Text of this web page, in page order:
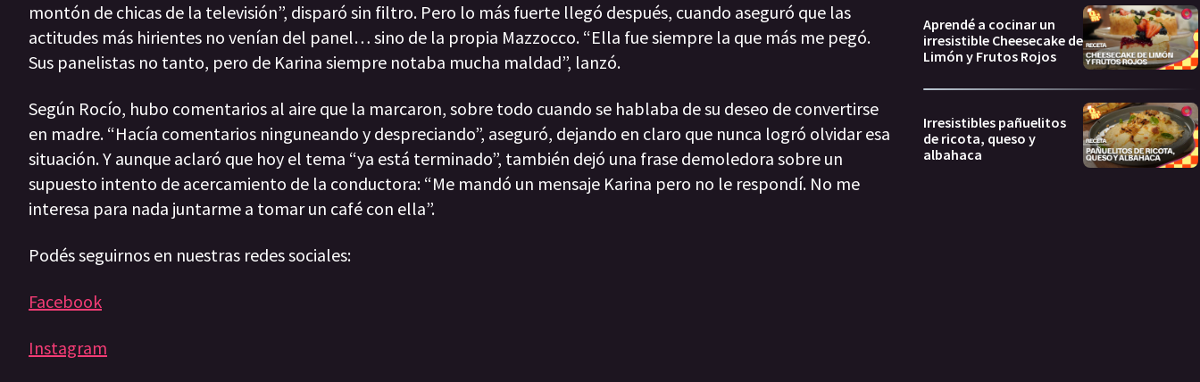
montón de chicas de la televisión”, disparó sin filtro. Pero lo más fuerte llegó después, cuando aseguró que las
actitudes más hirientes no venían del panel… sino de la propia Mazzocco. “Ella fue siempre la que más me pegó.
Sus panelistas no tanto, pero de Karina siempre notaba mucha maldad”, lanzó.
Según Rocío, hubo comentarios al aire que la marcaron, sobre todo cuando se hablaba de su deseo de convertirse
en madre. “Hacía comentarios ninguneando y despreciando”, aseguró, dejando en claro que nunca logró olvidar esa
situación. Y aunque aclaró que hoy el tema “ya está terminado”, también dejó una frase demoledora sobre un
supuesto intento de acercamiento de la conductora: “Me mandó un mensaje Karina pero no le respondí. No me
interesa para nada juntarme a tomar un café con ella”.
Podés seguirnos en nuestras redes sociales:
Facebook
Instagram
Aprendé a cocinar un
irresistible Cheesecake de
Limón y Frutos Rojos
Irresistibles pañuelitos
de ricota, queso y
albahaca